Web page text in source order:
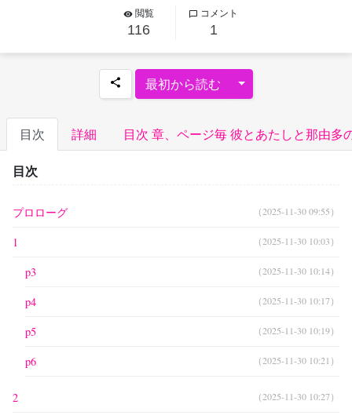
えたい。そう思っていた。このまま消えたい……。
原案はREN・KAと同時期です。
ンスを絡めてやっと形に出来た作品です。
高校時に内職(授業中にせっせと(笑)して書いた記憶があり
ます。
※ 2013/11/24 SNS goccoよりFC2小説へ移動完了しまし
た。
remove_red_eye閲覧
116
chat_bubble_outline コメント
1
share 最初から読む Toggle Dropdown
目次 詳細 目次 章、ページ毎 彼とあたしと那由多
目次
プロローグ （2025-11-30 09:55）
1 （2025-11-30 10:03）
p3 （2025-11-30 10:14）
p4 （2025-11-30 10:17）
p5 （2025-11-30 10:19）
p6 （2025-11-30 10:21）
2 （2025-11-30 10:27）